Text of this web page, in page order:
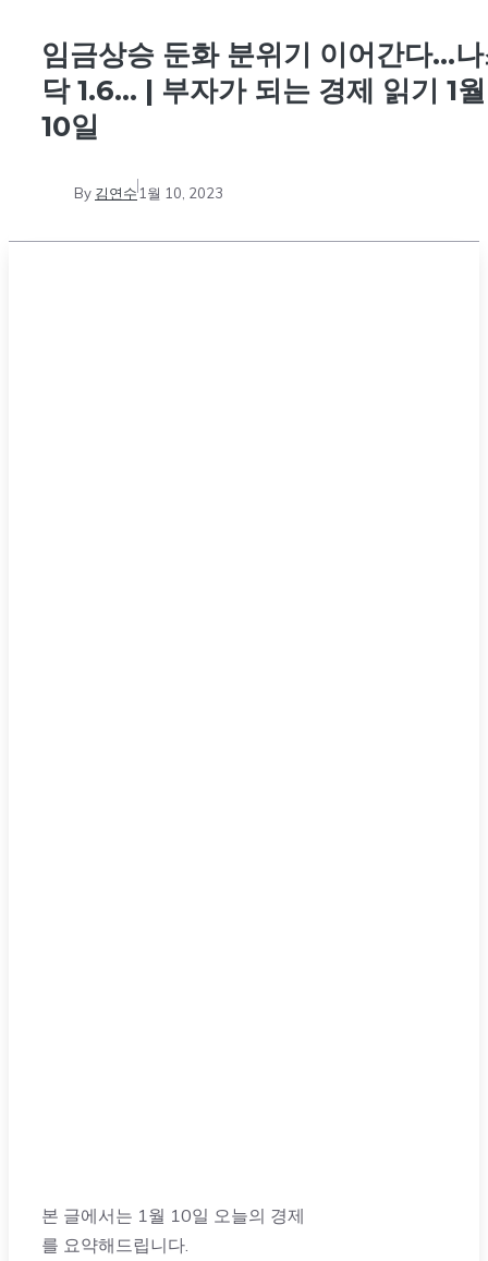
임금상승 둔화 분위기 이어간다…
닥 1.6… | 부자가 되는 경제 읽기 1월
10일
By 김연수 1월 10, 2023
본 글에서는 1월 10일 오늘의 경제
를 요약해드립니다.